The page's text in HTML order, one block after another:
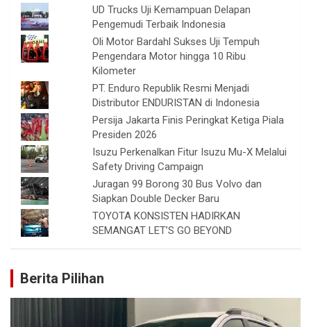
UD Trucks Uji Kemampuan Delapan
Pengemudi Terbaik Indonesia
Oli Motor Bardahl Sukses Uji Tempuh
Pengendara Motor hingga 10 Ribu
Kilometer
PT. Enduro Republik Resmi Menjadi
Distributor ENDURISTAN di Indonesia
Persija Jakarta Finis Peringkat Ketiga Piala
Presiden 2026
Isuzu Perkenalkan Fitur Isuzu Mu-X Melalui
Safety Driving Campaign
Juragan 99 Borong 30 Bus Volvo dan
Siapkan Double Decker Baru
TOYOTA KONSISTEN HADIRKAN
SEMANGAT LET’S GO BEYOND
Berita Pilihan